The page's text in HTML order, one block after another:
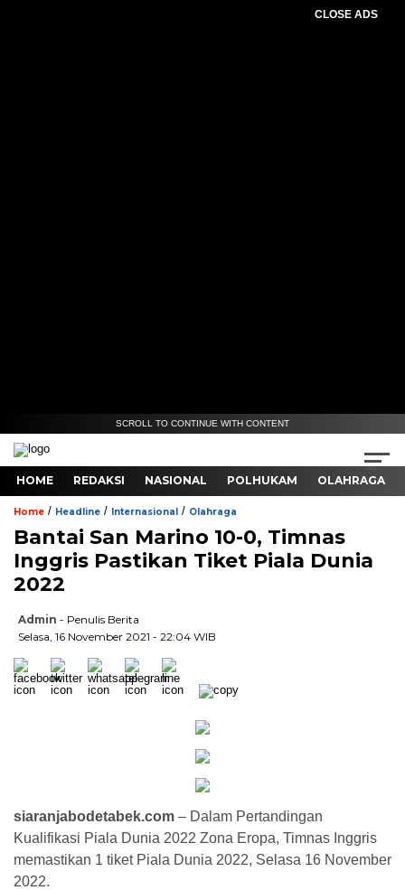
CLOSE ADS
SCROLL TO CONTINUE WITH CONTENT
HOME REDAKSI NASIONAL POLHUKAM OLAHRAGA
Home / Headline / Internasional / Olahraga
Bantai San Marino 10-0, Timnas
Inggris Pastikan Tiket Piala Dunia
2022
Admin - Penulis Berita
Selasa, 16 November 2021 - 22:04 WIB
siaranjabodetabek.com – Dalam Pertandingan
Kualifikasi Piala Dunia 2022 Zona Eropa, Timnas Inggris
memastikan 1 tiket Piala Dunia 2022, Selasa 16 November
2022.